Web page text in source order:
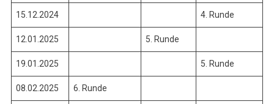
15.12.2024 4. Runde
12.01.2025 5. Runde
19.01.2025 5. Runde
08.02.2025 6. Runde